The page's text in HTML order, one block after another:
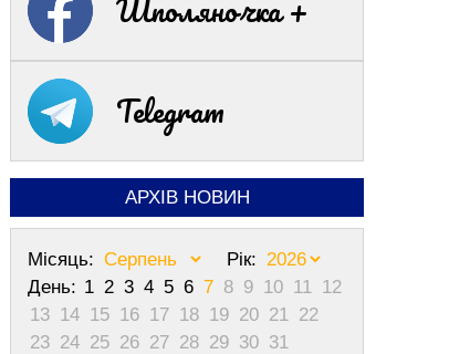
Шполяночка +
Telegram
АРХІВ НОВИН
Місяць:
Рік:
День: 1 2 3 4 5 6 7 8 9 10 11 12
13 14 15 16 17 18 19 20 21 22
23 24 25 26 27 28 29 30 31